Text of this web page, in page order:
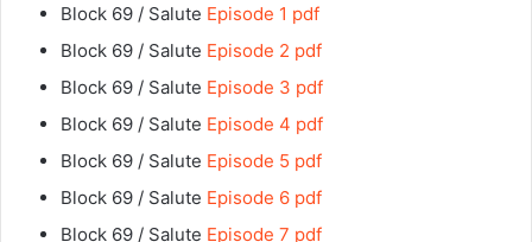
Block 69 / Salute Episode 1 pdf
Block 69 / Salute Episode 2 pdf
Block 69 / Salute Episode 3 pdf
Block 69 / Salute Episode 4 pdf
Block 69 / Salute Episode 5 pdf
Block 69 / Salute Episode 6 pdf
Block 69 / Salute Episode 7 pdf